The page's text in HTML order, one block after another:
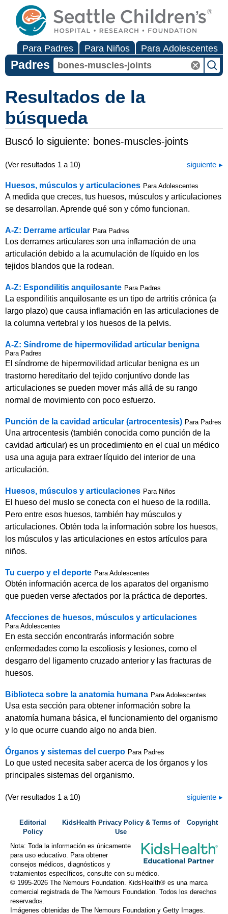
Para Padres Para Niños Para Adolescentes
Padres
Resultados de la
búsqueda
Buscó lo siguiente: bones-muscles-joints
(Ver resultados 1 a 10) siguiente
Huesos, músculos y articulaciones Para Adolescentes
A medida que creces, tus huesos, músculos y articulaciones
se desarrollan. Aprende qué son y cómo funcionan.
A-Z: Derrame articular Para Padres
Los derrames articulares son una inflamación de una
articulación debido a la acumulación de líquido en los
tejidos blandos que la rodean.
A-Z: Espondilitis anquilosante Para Padres
La espondilitis anquilosante es un tipo de artritis crónica (a
largo plazo) que causa inflamación en las articulaciones de
la columna vertebral y los huesos de la pelvis.
A-Z: Síndrome de hipermovilidad articular benigna
Para Padres
El síndrome de hipermovilidad articular benigna es un
trastorno hereditario del tejido conjuntivo donde las
articulaciones se pueden mover más allá de su rango
normal de movimiento con poco esfuerzo.
Punción de la cavidad articular (artrocentesis) Para Padres
Una artrocentesis (también conocida como punción de la
cavidad articular) es un procedimiento en el cual un médico
usa una aguja para extraer líquido del interior de una
articulación.
Huesos, músculos y articulaciones Para Niños
El hueso del muslo se conecta con el hueso de la rodilla.
Pero entre esos huesos, también hay músculos y
articulaciones. Obtén toda la información sobre los huesos,
los músculos y las articulaciones en estos artículos para
niños.
Tu cuerpo y el deporte Para Adolescentes
Obtén información acerca de los aparatos del organismo
que pueden verse afectados por la práctica de deportes.
Afecciones de huesos, músculos y articulaciones
Para Adolescentes
En esta sección encontrarás información sobre
enfermedades como la escoliosis y lesiones, como el
desgarro del ligamento cruzado anterior y las fracturas de
huesos.
Biblioteca sobre la anatomia humana Para Adolescentes
Usa esta sección para obtener información sobre la
anatomía humana básica, el funcionamiento del organismo
y lo que ocurre cuando algo no anda bien.
Órganos y sistemas del cuerpo Para Padres
Lo que usted necesita saber acerca de los órganos y los
principales sistemas del organismo.
(Ver resultados 1 a 10) siguiente
Editorial
Policy
KidsHealth Privacy Policy & Terms of
Use
Copyright
Nota: Toda la información es únicamente
para uso educativo. Para obtener
consejos médicos, diagnósticos y
tratamientos específicos, consulte con su médico.
© 1995-2026 The Nemours Foundation. KidsHealth® es una marca
comercial registrada de The Nemours Foundation. Todos los derechos
reservados.
Imágenes obtenidas de The Nemours Foundation y Getty Images.